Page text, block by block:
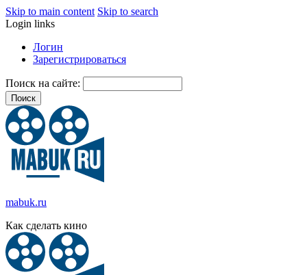
Skip to main content Skip to search
Login links
Логин
Зарегистрироваться
Поиск на сайте:
mabuk.ru
Как сделать кино